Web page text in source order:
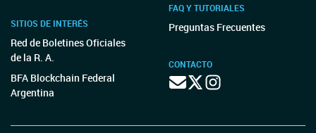
SITIOS DE INTERÉS
Red de Boletines Oficiales
de la R. A.
BFA Blockchain Federal
Argentina
FAQ Y TUTORIALES
Preguntas Frecuentes
CONTACTO